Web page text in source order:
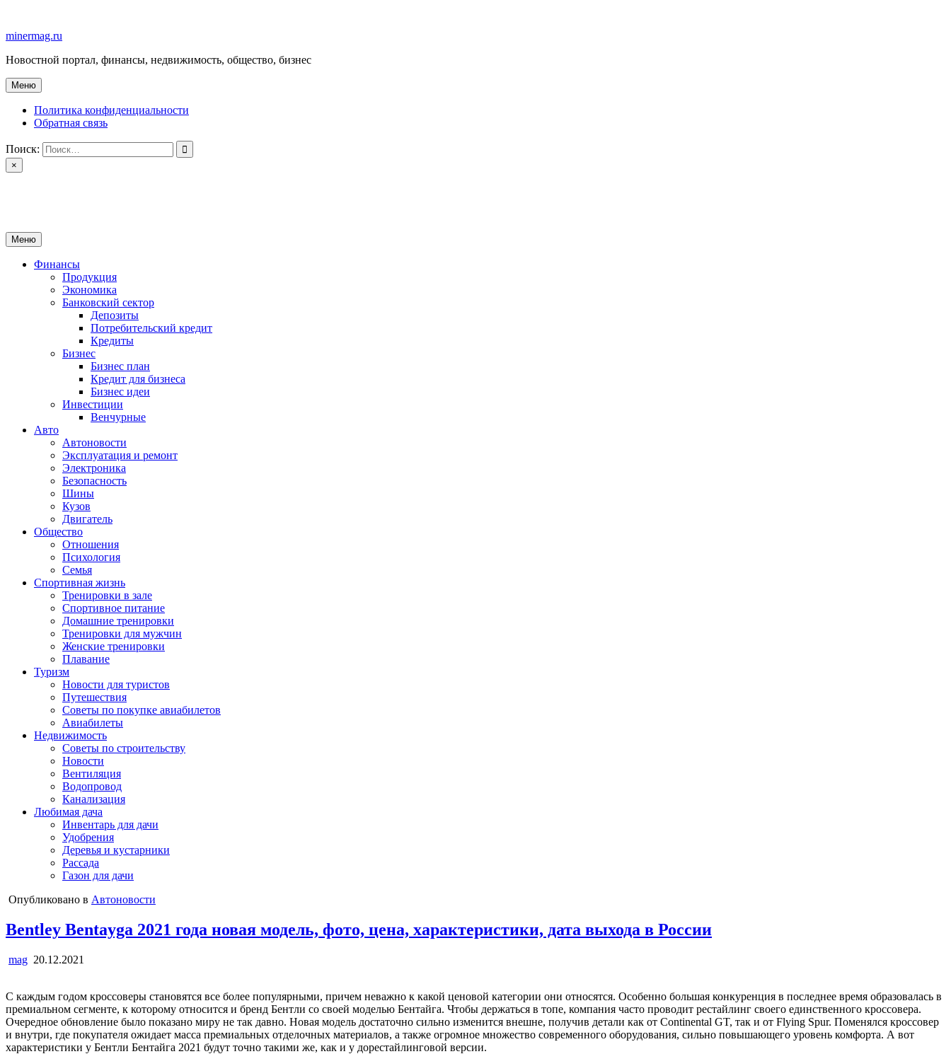
содержимому
minermag.ru
Новостной портал, финансы, недвижимость, общество, бизнес
Меню
Политика конфиденциальности
Обратная связь
Поиск:
×
Меню
Финансы
Продукция
Экономика
Банковский сектор
Депозиты
Потребительский кредит
Кредиты
Бизнес
Бизнес план
Кредит для бизнеса
Бизнес идеи
Инвестиции
Венчурные
Авто
Автоновости
Эксплуатация и ремонт
Электроника
Безопасность
Шины
Кузов
Двигатель
Общество
Отношения
Психология
Семья
Спортивная жизнь
Тренировки в зале
Спортивное питание
Домашние тренировки
Тренировки для мужчин
Женские тренировки
Плавание
Туризм
Новости для туристов
Путешествия
Советы по покупке авиабилетов
Авиабилеты
Недвижимость
Советы по строительству
Новости
Вентиляция
Водопровод
Канализация
Любимая дача
Инвентарь для дачи
Удобрения
Деревья и кустарники
Рассада
Газон для дачи
Опубликовано в Автоновости
Bentley Bentayga 2021 года новая модель, фото, цена, характеристики, дата выхода в России
mag 20.12.2021
С каждым годом кроссоверы становятся все более популярными, причем неважно к какой ценовой категории они относятся. Особенно большая конкуренция в последнее время образовалась в
премиальном сегменте, к которому относится и бренд Бентли со своей моделью Бентайга. Чтобы держаться в топе, компания часто проводит рестайлинг своего единственного кроссовера.
Очередное обновление было показано миру не так давно. Новая модель достаточно сильно изменится внешне, получив детали как от Continental GT, так и от Flying Spur. Поменялся кроссовер
и внутри, где покупателя ожидает масса премиальных отделочных материалов, а также огромное множество современного оборудования, сильно повышающего уровень комфорта. А вот
характеристики у Бентли Бентайга 2021 будут точно такими же, как и у дорестайлинговой версии.